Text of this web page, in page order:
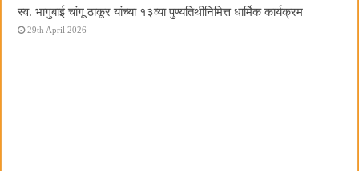
स्व. भागुबाई चांगू ठाकूर यांच्या १३व्या पुण्यतिथीनिमित्त धार्मिक कार्यक्रम
29th April 2026